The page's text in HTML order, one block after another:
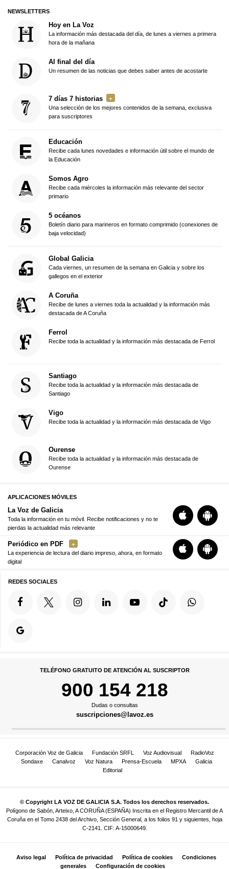
NEWSLETTERS
Hoy en La Voz
La información más destacada del día, de lunes a viernes a primera
hora de la mañana
Al final del día
Un resumen de las noticias que debes saber antes de acostarte
7 días 7 historias
Una selección de los mejores contenidos de la semana, exclusiva
para suscriptores
Educación
Recibe cada lunes novedades e información útil sobre el mundo de
la Educación
Somos Agro
Recibe cada miércoles la información más relevante del sector
primario
5 océanos
Boletín diario para marineros en formato comprimido (conexiones de
baja velocidad)
Global Galicia
Cada viernes, un resumen de la semana en Galicia y sobre los
gallegos en el exterior
A Coruña
Recibe de lunes a viernes toda la actualidad y la información más
destacada de A Coruña
Ferrol
Recibe toda la actualidad y la información más destacada de Ferrol
Santiago
Recibe toda la actualidad y la información más destacada de
Santiago
Vigo
Recibe toda la actualidad y la información más destacada de Vigo
Ourense
Recibe toda la actualidad y la información más destacada de
Ourense
APLICACIONES MÓVILES
La Voz de Galicia
Toda la información en tu móvil. Recibe notificaciones y no te
pierdas la actualidad más relevante
Periódico en PDF
La experiencia de lectura del diario impreso, ahora, en formato
digital
REDES SOCIALES
TELÉFONO GRATUITO DE ATENCIÓN AL SUSCRIPTOR
900 154 218
Dudas o consultas
suscripciones@lavoz.es
Corporación Voz de Galicia Fundación SRFL Voz Audiovisual
RadioVoz
Sondaxe
Canalvoz Voz Natura Prensa-Escuela MPXA
Galicia
Editorial
© Copyright LA VOZ DE GALICIA S.A. Todos los derechos reservados.
Polígono de Sabón, Arteixo, A CORUÑA (ESPAÑA) Inscrita en el Registro Mercantil de A
Coruña en el Tomo 2438 del Archivo, Sección General, a los folios 91 y siguientes, hoja
C-2141. CIF: A-15000649.
Aviso legal Política de privacidad Política de cookies
Condiciones
generales
Configuración de cookies